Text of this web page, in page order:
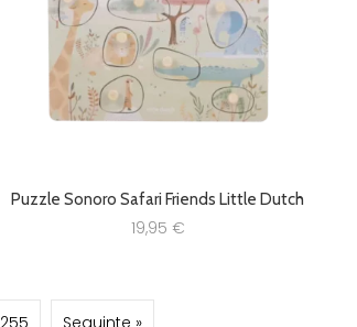
Puzzle Sonoro Safari Friends Little Dutch
19,95 €